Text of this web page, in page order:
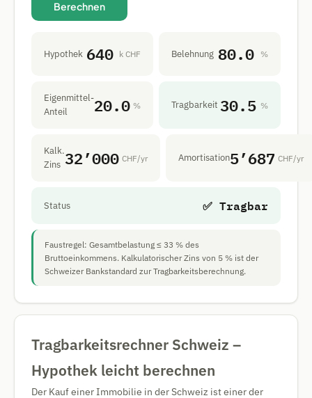
Berechnen
Hypothek 640 k CHF Belehnung 80.0 %
Eigenmittel-
Anteil
20.0 % Tragbarkeit 30.5 %
Kalk.
Zins 32’000 CHF/yr Amortisation5’687 CHF/yr
Status ✅ Tragbar
Faustregel: Gesamtbelastung ≤ 33 % des
Bruttoeinkommens. Kalkulatorischer Zins von 5 % ist der
Schweizer Bankstandard zur Tragbarkeitsberechnung.
Tragbarkeitsrechner Schweiz –
Hypothek leicht berechnen
Der Kauf einer Immobilie in der Schweiz ist einer der